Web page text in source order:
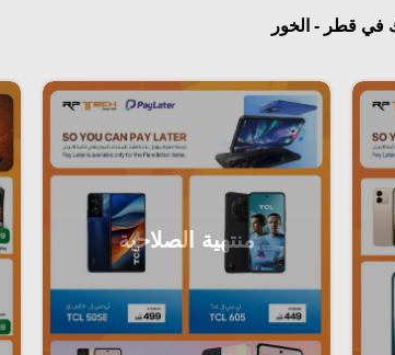
في قطر - الخور
منتهية الصلاحية